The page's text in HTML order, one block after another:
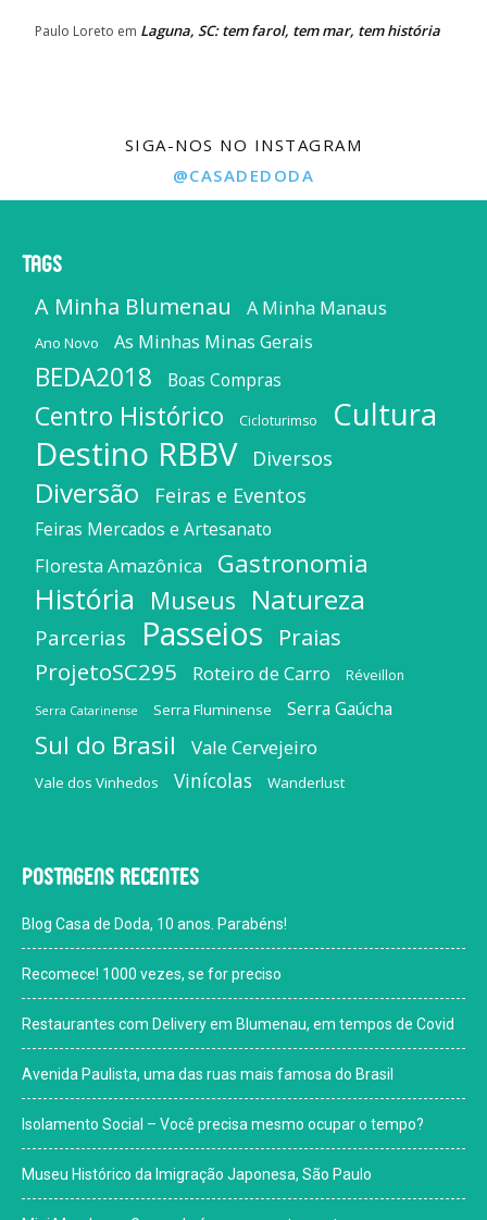
Paulo Loreto em Laguna, SC: tem farol, tem mar, tem história
SIGA-NOS NO INSTAGRAM
@CASADEDODA
Tags
A Minha Blumenau A Minha Manaus
Ano Novo As Minhas Minas Gerais
BEDA2018 Boas Compras
Centro Histórico Cicloturimso Cultura
Destino RBBV Diversos
Diversão Feiras e Eventos
Feiras Mercados e Artesanato
Floresta Amazônica Gastronomia
História Museus Natureza
Parcerias Passeios
Praias
ProjetoSC295
Roteiro de Carro Réveillon
Serra Catarinense Serra Fluminense Serra Gaúcha
Sul do Brasil Vale Cervejeiro
Vale dos Vinhedos Vinícolas Wanderlust
Postagens recentes
Blog Casa de Doda, 10 anos. Parabéns!
Recomece! 1000 vezes, se for preciso
Restaurantes com Delivery em Blumenau, em tempos de Covid
Avenida Paulista, uma das ruas mais famosa do Brasil
Isolamento Social – Você precisa mesmo ocupar o tempo?
Museu Histórico da Imigração Japonesa, São Paulo